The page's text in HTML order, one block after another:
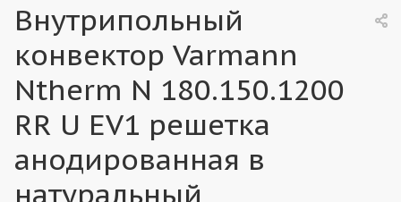
Внутрипольный
конвектор Varmann
Ntherm N 180.150.1200
RR U EV1 решетка
анодированная в
натуральный